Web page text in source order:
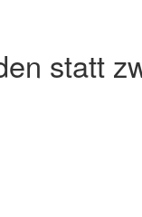
statt